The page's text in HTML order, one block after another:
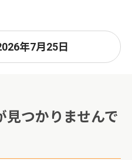
年7月25日
見つかりませんで